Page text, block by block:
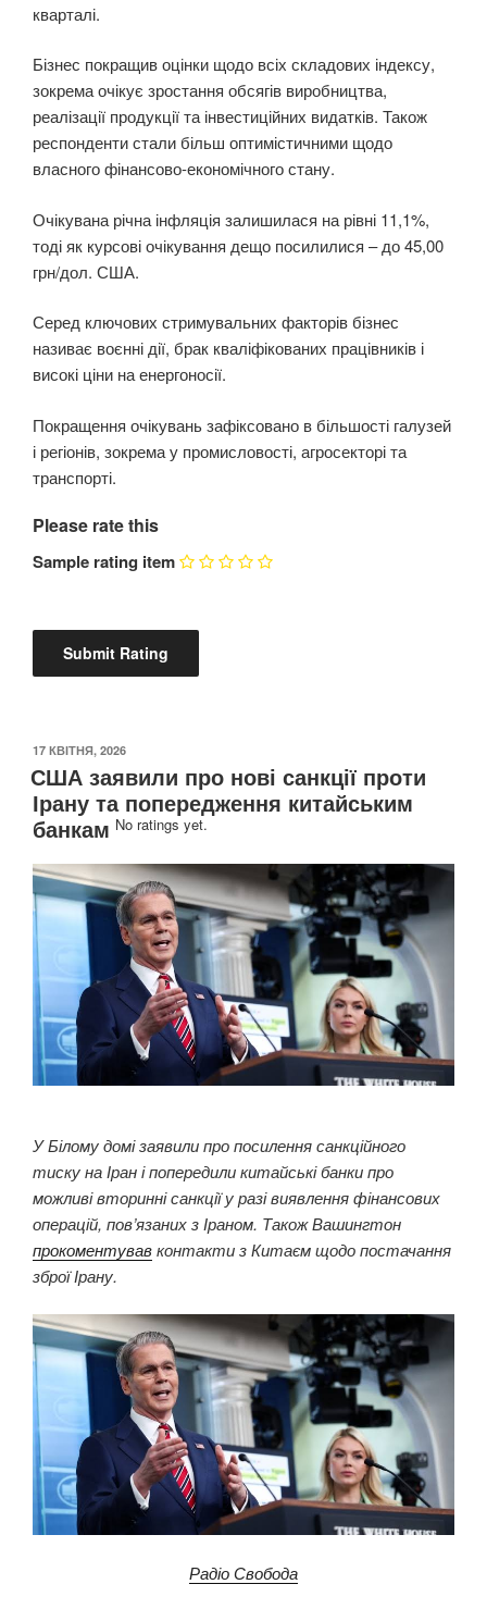
кварталі.
Бізнес покращив оцінки щодо всіх складових індексу,
зокрема очікує зростання обсягів виробництва,
реалізації продукції та інвестиційних видатків. Також
респонденти стали більш оптимістичними щодо
власного фінансово-економічного стану.
Очікувана річна інфляція залишилася на рівні 11,1%,
тоді як курсові очікування дещо посилилися – до 45,00
грн/дол. США.
Серед ключових стримувальних факторів бізнес
називає воєнні дії, брак кваліфікованих працівників і
високі ціни на енергоносії.
Покращення очікувань зафіксовано в більшості галузей
і регіонів, зокрема у промисловості, агросекторі та
транспорті.
Please rate this
Sample rating item
ОПУБЛІКОВАНО
17 КВІТНЯ, 2026
США заявили про нові санкції проти
Ірану та попередження китайським
банкам No ratings yet.
У Білому домі заявили про посилення санкційного
тиску на Іран і попередили китайські банки про
можливі вторинні санкції у разі виявлення фінансових
операцій, пов’язаних з Іраном. Також Вашингтон
прокоментувавконтакти з Китаєм щодо постачання
зброї Ірану.
Радіо Свобода